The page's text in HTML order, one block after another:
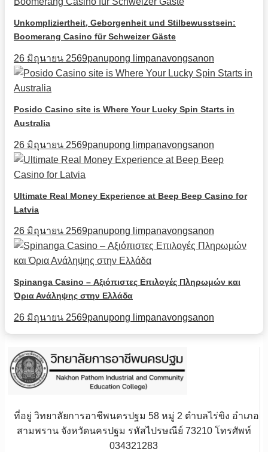
Unkompliziertheit, Geborgenheit und Stilbewusstsein:
Boomerang Casino für Schweizer Gäste
26 มิถุนายน 2569panupong limpanavongsanon
Posido Casino site is Where Your Lucky Spin Starts in
Australia
26 มิถุนายน 2569panupong limpanavongsanon
Ultimate Real Money Experience at Beep Beep Casino for
Latvia
26 มิถุนายน 2569panupong limpanavongsanon
Spinanga Casino – Αξιόπιστες Επιλογές Πληρωμών και
Όρια Ανάληψης στην Ελλάδα
26 มิถุนายน 2569panupong limpanavongsanon
ที่อยู่ วิทยาลัยการอาชีพนครปฐม 58 หมู่ 2 ตำบลไร่ขิง อำเภอ
สามพราน จังหวัดนครปฐม รหัสไปรษณีย์ 73210 โทรศัพท์
034321283